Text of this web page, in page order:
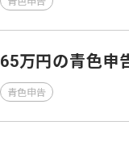
65万円の青色申
青色申告